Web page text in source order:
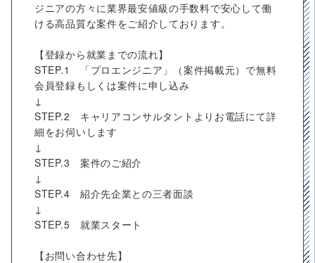
ジニアの方々に業界最安値級の手数料で安心して働
ける高品質な案件をご紹介しております。
【登録から就業までの流れ】
STEP.1 「プロエンジニア」（案件掲載元）で無料
会員登録もしくは案件に申し込み
↓
STEP.2 キャリアコンサルタントよりお電話にて詳
細をお伺いします
↓
STEP.3 案件のご紹介
↓
STEP.4 紹介先企業との三者面談
↓
STEP.5 就業スタート
【お問い合わせ先】